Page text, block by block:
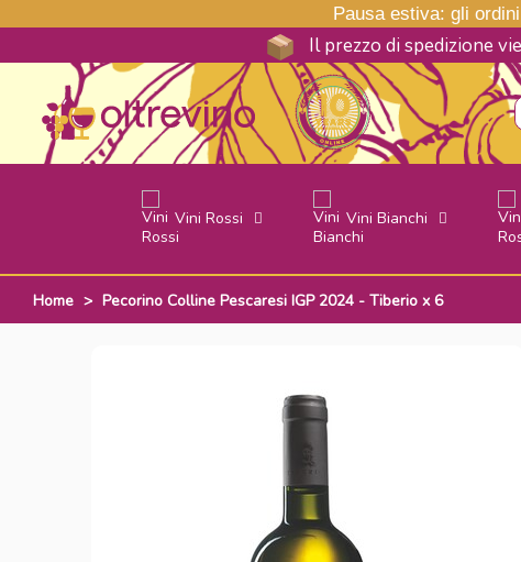
Pausa estiva: gli
Il prezzo di spedizione
Vini Rossi Vini Bianchi
Home > Pecorino Colline Pescaresi IGP 2024 - Tiberio x 6